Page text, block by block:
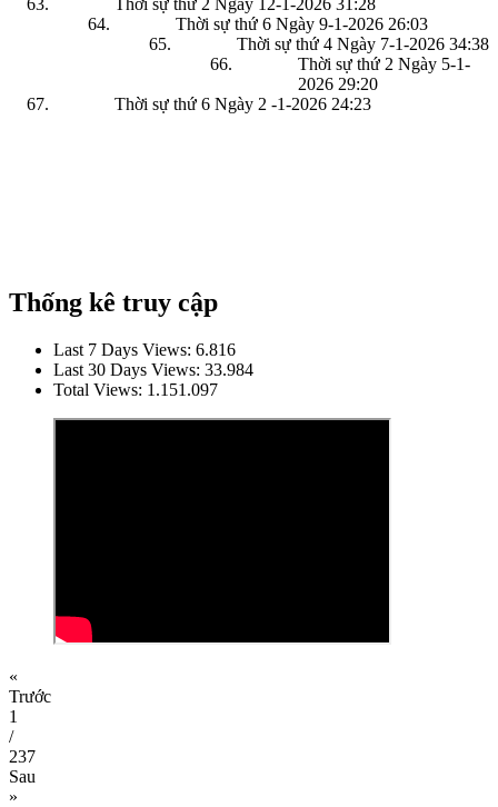
Thời sự thứ 2 Ngày 12-1-2026 31:28
Thời sự thứ 6 Ngày 9-1-2026 26:03
Thời sự thứ 4 Ngày 7-1-2026 34:38
Thời sự thứ 2 Ngày 5-1-
2026 29:20
Thời sự thứ 6 Ngày 2 -1-2026 24:23
Thống kê truy cập
Last 7 Days Views: 6.816
Last 30 Days Views: 33.984
Total Views: 1.151.097
«
Trước
1
/
237
Sau
»